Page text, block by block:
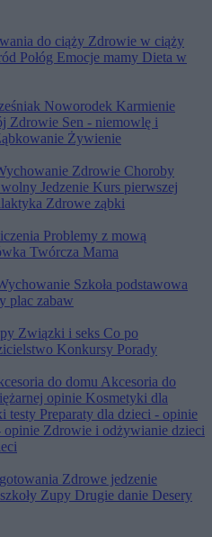
do ciąży Zdrowie w ciąży
Połóg Emocje mamy Dieta w
Noworodek Karmienie
Zdrowie Sen - niemowlę i
Żywienie
Zdrowie Choroby
wolny Jedzenie Kurs pierwszej
Zdrowe ząbki
Problemy z mową
Twórcza Mama
Szkoła podstawowa
plac zabaw
Związki i seks Co po
Konkursy Porady
do domu Akcesoria do
opinie Kosmetyki dla
testy Preparaty dla dzieci - opinie
opinie Zdrowie i odżywianie dzieci
Zdrowe jedzenie
Zupy Drugie danie Desery